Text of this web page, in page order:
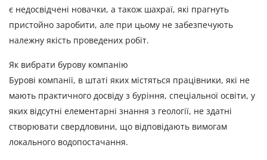
є недосвідчені новачки, а також шахраї, які прагнуть
пристойно заробити, але при цьому не забезпечують
належну якість проведених робіт.
Як вибрати бурову компанію
Бурові компанії, в штаті яких містяться працівники, які не
мають практичного досвіду з буріння, спеціальної освіти, у
яких відсутні елементарні знання з геології, не здатні
створювати свердловини, що відповідають вимогам
локального водопостачання.